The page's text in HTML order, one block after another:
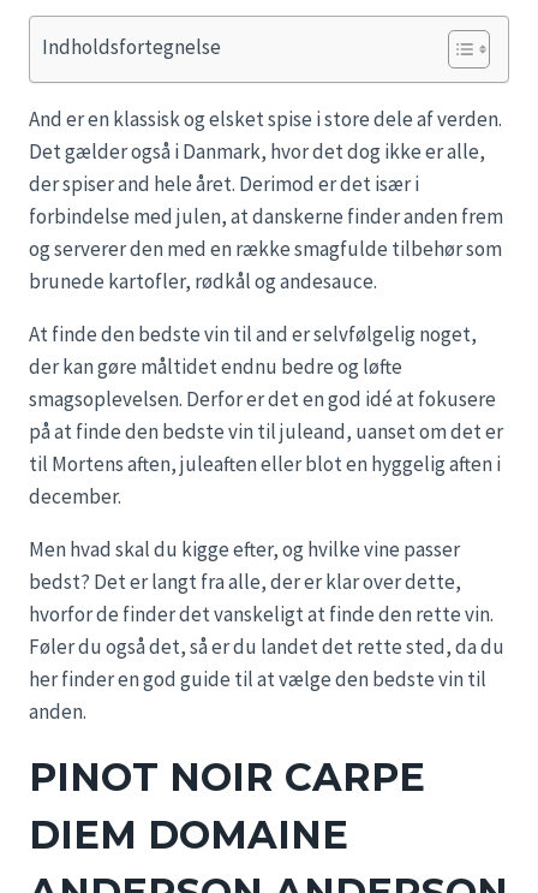
Indholdsfortegnelse
And er en klassisk og elsket spise i store dele af verden.
Det gælder også i Danmark, hvor det dog ikke er alle,
der spiser and hele året. Derimod er det især i
forbindelse med julen, at danskerne finder anden frem
og serverer den med en række smagfulde tilbehør som
brunede kartofler, rødkål og andesauce.
At finde den bedste vin til and er selvfølgelig noget,
der kan gøre måltidet endnu bedre og løfte
smagsoplevelsen. Derfor er det en god idé at fokusere
på at finde den bedste vin til juleand, uanset om det er
til Mortens aften, juleaften eller blot en hyggelig aften i
december.
Men hvad skal du kigge efter, og hvilke vine passer
bedst? Det er langt fra alle, der er klar over dette,
hvorfor de finder det vanskeligt at finde den rette vin.
Føler du også det, så er du landet det rette sted, da du
her finder en god guide til at vælge den bedste vin til
anden.
PINOT NOIR CARPE
DIEM DOMAINE